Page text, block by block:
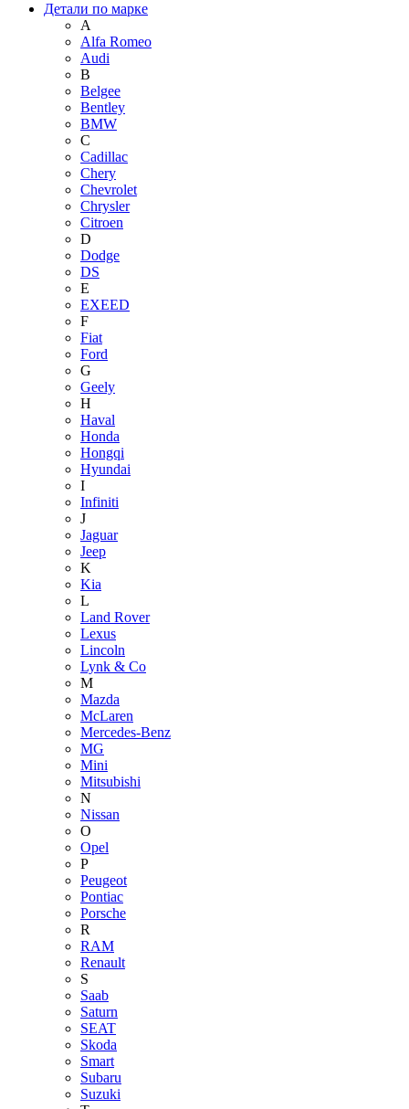
Детали по марке
A
Alfa Romeo
Audi
B
Belgee
Bentley
BMW
C
Cadillac
Chery
Chevrolet
Chrysler
Citroen
D
Dodge
DS
E
EXEED
F
Fiat
Ford
G
Geely
H
Haval
Honda
Hongqi
Hyundai
I
Infiniti
J
Jaguar
Jeep
K
Kia
L
Land Rover
Lexus
Lincoln
Lynk & Co
M
Mazda
McLaren
Mercedes-Benz
MG
Mini
Mitsubishi
N
Nissan
O
Opel
P
Peugeot
Pontiac
Porsche
R
RAM
Renault
S
Saab
Saturn
SEAT
Skoda
Smart
Subaru
Suzuki